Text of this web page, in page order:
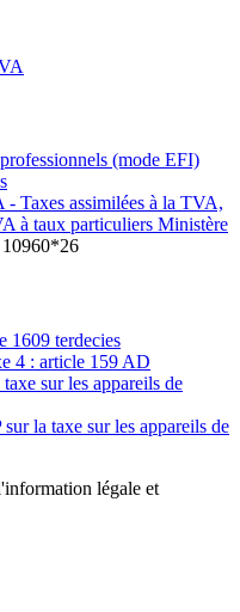
(mode EFI)
Taxes assimilées à la TVA,
à taux particuliers Ministère
1609 terdecies
4 : article 159 AD
sur les appareils de
la taxe sur les appareils de
légale et